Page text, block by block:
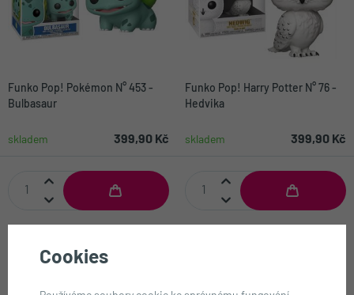
Funko Pop! Pokémon N° 453 -
Bulbasaur
skladem 399,90 Kč
Funko Pop! Harry Potter N° 76 -
Hedvika
skladem 399,90 Kč
Cookies